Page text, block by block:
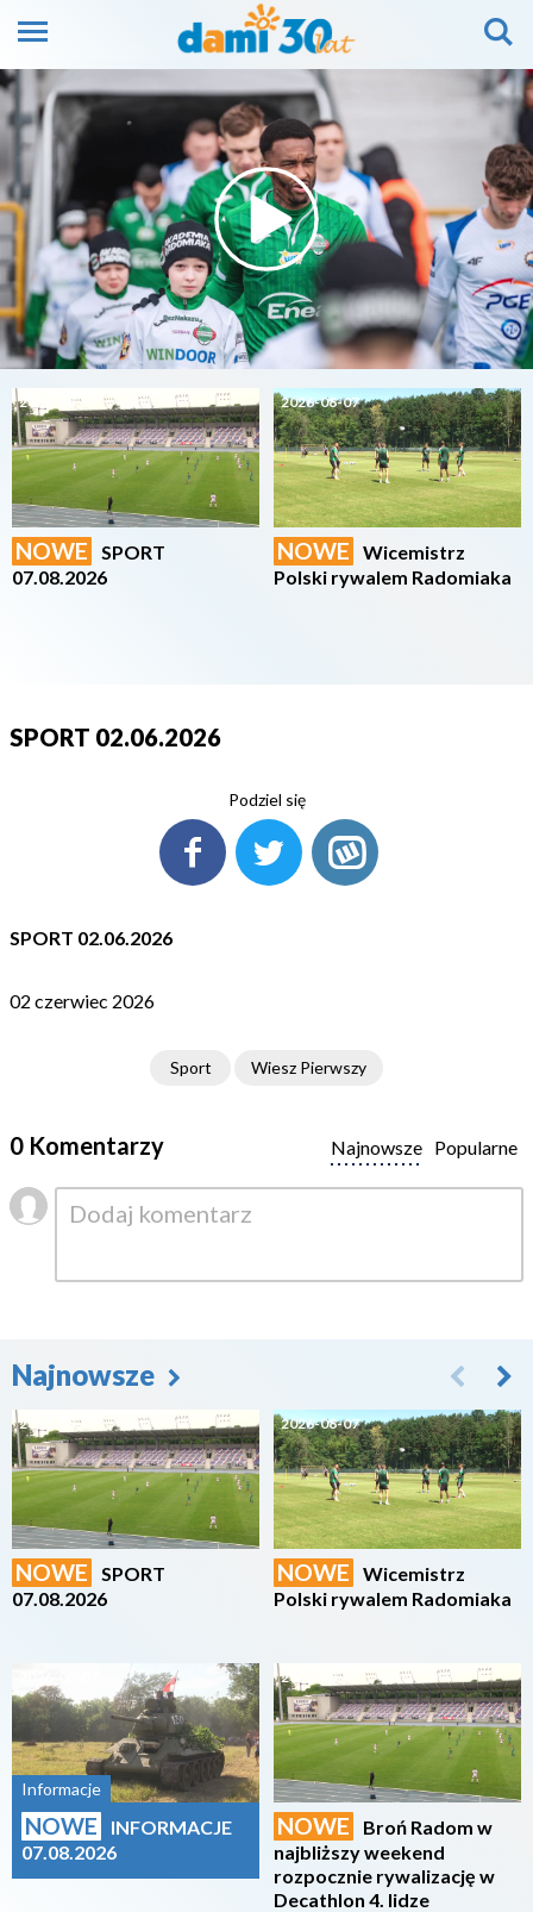
2026-08-07
NOWE
SPORT
07.08.2026
2026-08-07
NOWE
Wicemistrz
Polski rywalem Radomiaka
SPORT 02.06.2026
Podziel się
SPORT 02.06.2026
02 czerwiec 2026
Sport Wiesz Pierwszy
0 Komentarzy Popularne
Najnowsze
Najnowsze
2026-08-07
NOWE
SPORT
07.08.2026
Informacje
NOWE
INFORMACJE
07.08.2026
2026-08-07
NOWE
Wicemistrz
Polski rywalem Radomiaka
2026-08-07
NOWE
Broń Radom w
najbliższy weekend
rozpocznie rywalizację w
Decathlon 4. lidze